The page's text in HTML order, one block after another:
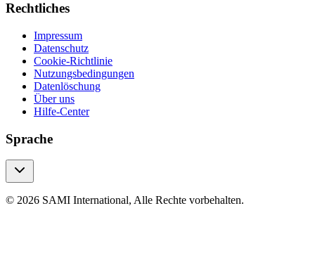
Rechtliches
Impressum
Datenschutz
Cookie-Richtlinie
Nutzungsbedingungen
Datenlöschung
Über uns
Hilfe-Center
Sprache
© 2026 SAMI International, Alle Rechte vorbehalten.